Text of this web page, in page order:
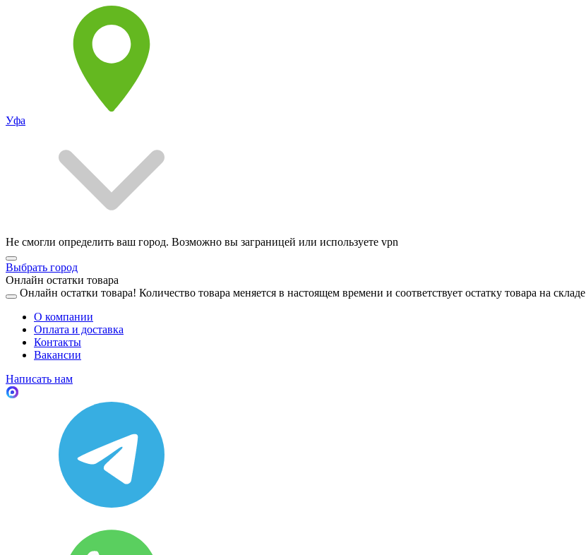
Уфа
Не смогли определить ваш город. Возможно вы заграницей или используете vpn
Выбрать город
Онлайн остатки товара
Онлайн остатки товара! Количество товара меняется в настоящем времени и соответствует остатку товара на складе
О компании
Оплата и доставка
Контакты
Вакансии
Написать нам